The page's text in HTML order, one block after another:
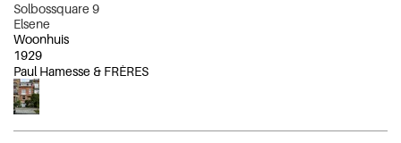
Solbossquare 9
Elsene
Woonhuis
1929
Paul Hamesse & FRÈRES